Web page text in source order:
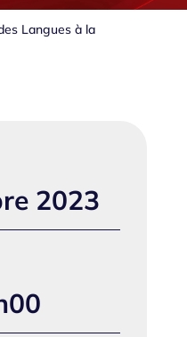
Langues à la
2023